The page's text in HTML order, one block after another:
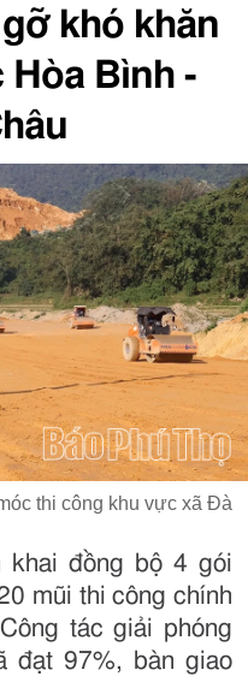
khó khăn
Hòa Bình -
thi công khu vực xã Đà
khai đồng bộ 4 gói
mũi thi công chính
tác giải phóng
đạt 97%, bàn giao